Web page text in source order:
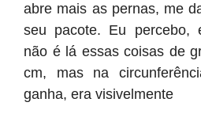
abre mais as pernas, me
seu pacote. Eu percebo,
não é lá essas coisas de
cm, mas na
ganha, era visivelmente